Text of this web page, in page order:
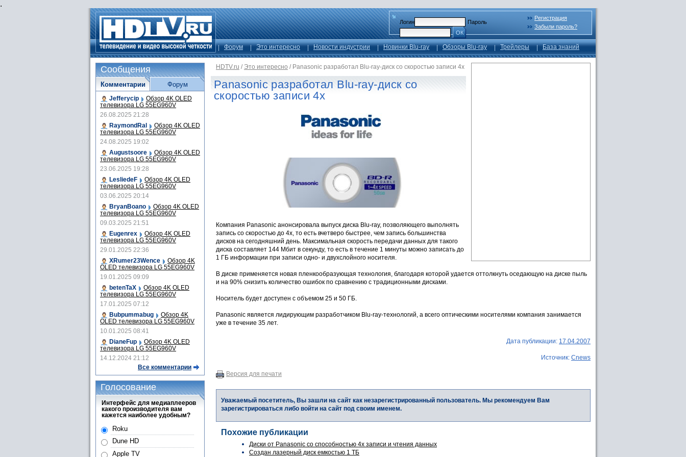
.
Логин
Пароль
ОК
Регистрация
Забыли пароль?
Форум Это интересно Новости индустрии Новинки Blu-ray Обзоры Blu-ray Трейлеры База знаний
HDTV.ru / Это интересно / Panasonic разработал Blu-ray-диск со скоростью записи 4x
Panasonic разработал Blu-ray-диск со
скоростью записи 4x
Компания Panasonic анонсировала выпуск диска Blu-ray, позволяющего выполнять
запись со скоростью до 4x, то есть вчетверо быстрее, чем запись большинства
дисков на сегодняшний день. Максимальная скорость передачи данных для такого
диска составляет 144 Мбит в секунду, то есть в течение 1 минуты можно записать до
1 ГБ информации при записи одно- и двухслойного носителя.
В диске применяется новая пленкообразующая технология, благодаря которой удается оттолкнуть оседающую на диске пыль
и на 90% снизить количество ошибок по сравнению с традиционными дисками.
Носитель будет доступен с объемом 25 и 50 ГБ.
Panasonic является лидирующим разработчиком Blu-ray-технологий, а всего оптическими носителями компания занимается
уже в течение 35 лет.
Дата публикации: 17.04.2007
Источник: Cnews
Версия для печати
Уважаемый посетитель, Вы зашли на сайт как незарегистрированный пользователь. Мы рекомендуем Вам
зарегистрироваться либо войти на сайт под своим именем.
Похожие публикации
Диски от Panasonic со способностью 4х записи и чтения данных
Создан лазерный диск емкостью 1 ТБ
Сообщения
Комментарии
Jefferycip Обзор 4K OLED
телевизора LG 55EG960V
26.08.2025 21:28
RaymondRal
Обзор 4K OLED
телевизора LG 55EG960V
24.08.2025 19:02
Augustsoore
Обзор 4K OLED
телевизора LG 55EG960V
23.06.2025 19:28
LesliedeF
Обзор 4K OLED
телевизора LG 55EG960V
03.06.2025 20:14
BryanBoano
Обзор 4K OLED
телевизора LG 55EG960V
09.03.2025 21:51
Eugenrex
Обзор 4K OLED
телевизора LG 55EG960V
29.01.2025 22:36
XRumer23Wence
Обзор 4K
OLED телевизора LG 55EG960V
19.01.2025 09:09
betenTaX
Обзор 4K OLED
телевизора LG 55EG960V
17.01.2025 07:12
Bubpummabug
Обзор 4K
OLED телевизора LG 55EG960V
10.01.2025 08:41
DianeFup
Обзор 4K OLED
телевизора LG 55EG960V
14.12.2024 21:12
Все комментарии
Форум
Голосование
Интерфейс для медиаплееров
какого производителя вам
кажется наиболее удобным?
Roku
Dune HD
Apple TV